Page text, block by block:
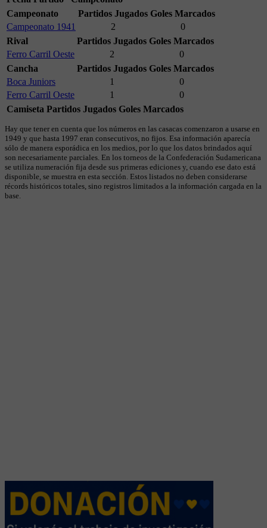
Campeonato
Partidos Jugados Goles Marcados
Campeonato 1941
2
0
Rival
Partidos Jugados Goles Marcados
Ferro Carril Oeste
2
0
Cancha
Partidos Jugados Goles Marcados
Boca Juniors
1
0
Ferro Carril Oeste
1
0
Camiseta Partidos Jugados Goles Marcados
Hay que tener en cuenta que los números en las casacas comenzaron a usarse en
1949 y que hasta 1997 eran consecutivos, no fijos. Esa información aparecía
sólo de manera esporádica en los medios, por lo que los datos brindados aquí
son necesariamente parciales. En los torneos de la Confederación Sudamericana
se utiliza numeración fija desde sus primeras ediciones y, cuando ese dato está
disponible, se muestra en esta sección. Estos listados no deben considerarse
récords históricos totales, sino registros limitados a la información cargada en la
base.